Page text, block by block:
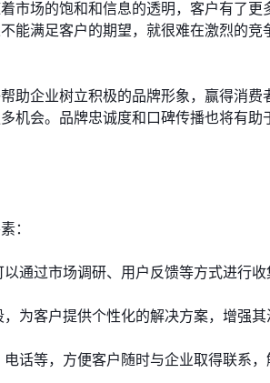
市场的饱和和信息的透明，客户有了更
能满足客户的期望，就很难在激烈的竞
助企业树立积极的品牌形象，赢得消费
机会。品牌忠诚度和口碑传播也将有助
：
通过市场调研、用户反馈等方式进行
为客户提供个性化的解决方案，增强
话等，方便客户随时与企业取得联系